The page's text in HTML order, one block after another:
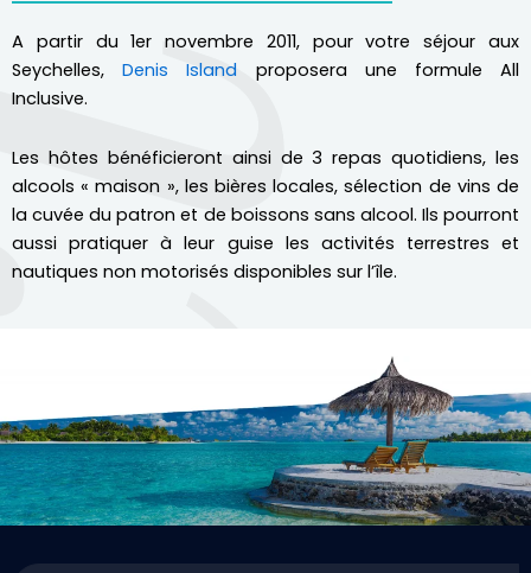
A partir du 1er novembre 2011, pour votre séjour aux
Seychelles,Denis Island proposera une formule All
Inclusive.
Les hôtes bénéficieront ainsi de 3 repas quotidiens, les
alcools « maison », les bières locales, sélection de vins de
la cuvée du patron et de boissons sans alcool. Ils pourront
aussi pratiquer à leur guise les activités terrestres et
nautiques non motorisés disponibles sur l’île.